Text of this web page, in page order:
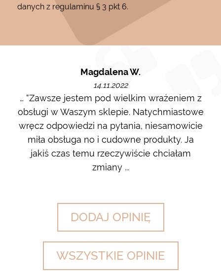
danych z regulaminu § 3 pkt 6.
Magdalena W.
14.11.2022
… “Zawsze jestem pod wielkim wrażeniem z
obsługi w Waszym sklepie. Natychmiastowe
wręcz odpowiedzi na pytania, niesamowicie
miła obsługa no i cudowne produkty. Ja
jakiś czas temu rzeczywiście chciałam
zmiany ...
DODAJ OPINIĘ
WSZYSTKIE OPINIE